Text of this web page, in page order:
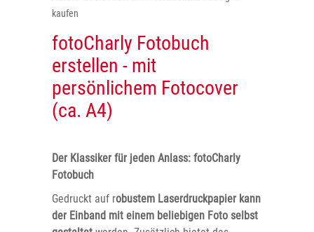
kaufen
fotoCharly Fotobuch
erstellen - mit
persönlichem Fotocover
(ca. A4)
Der Klassiker für jeden Anlass: fotoCharly
Fotobuch
Gedruckt auf robustem Laserdruckpapier kann
der Einband mit einem beliebigen Foto selbst